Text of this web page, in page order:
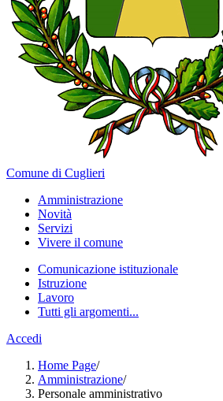
Comune di Cuglieri
Amministrazione
Novità
Servizi
Vivere il comune
Comunicazione istituzionale
Istruzione
Lavoro
Tutti gli argomenti...
Accedi
Home Page/
Amministrazione/
Personale amministrativo